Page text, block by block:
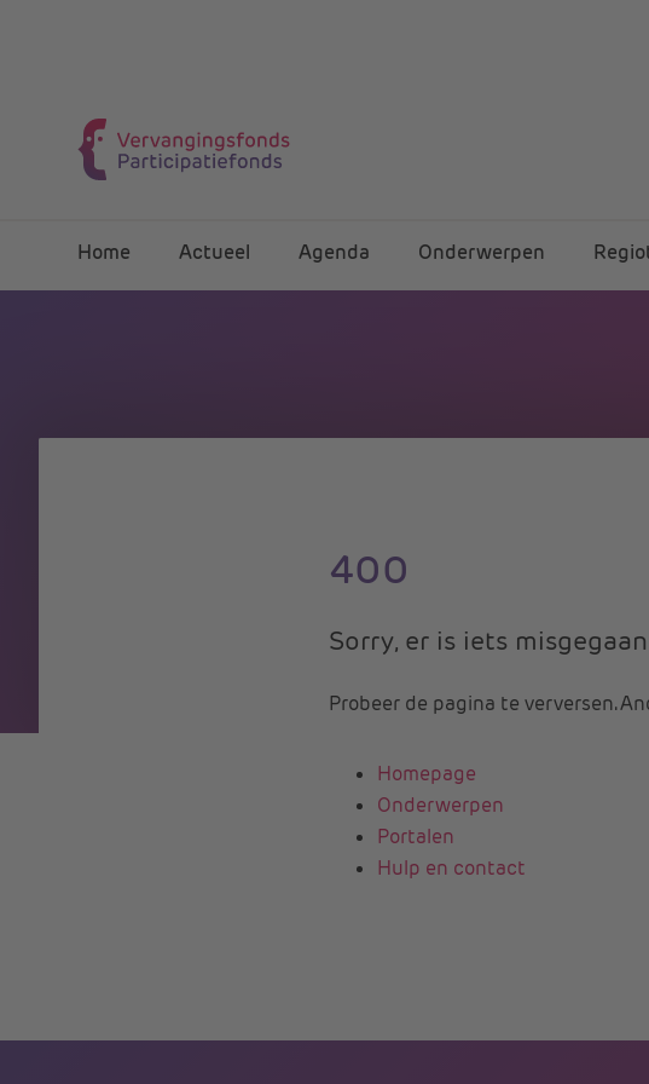
Home Actueel Agenda Onderwerpen
400
Sorry, er is iets
Probeer de pagina te verversen.
Homepage
Onderwerpen
Portalen
Hulp en contact